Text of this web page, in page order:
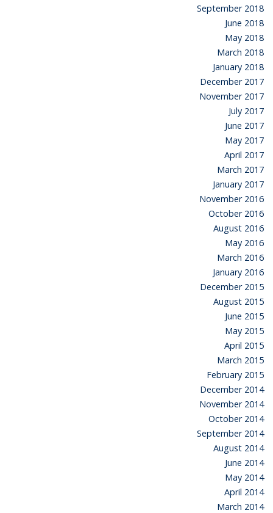
September 2018
June 2018
May 2018
March 2018
January 2018
December 2017
November 2017
July 2017
June 2017
May 2017
April 2017
March 2017
January 2017
November 2016
October 2016
August 2016
May 2016
March 2016
January 2016
December 2015
August 2015
June 2015
May 2015
April 2015
March 2015
February 2015
December 2014
November 2014
October 2014
September 2014
August 2014
June 2014
May 2014
April 2014
March 2014